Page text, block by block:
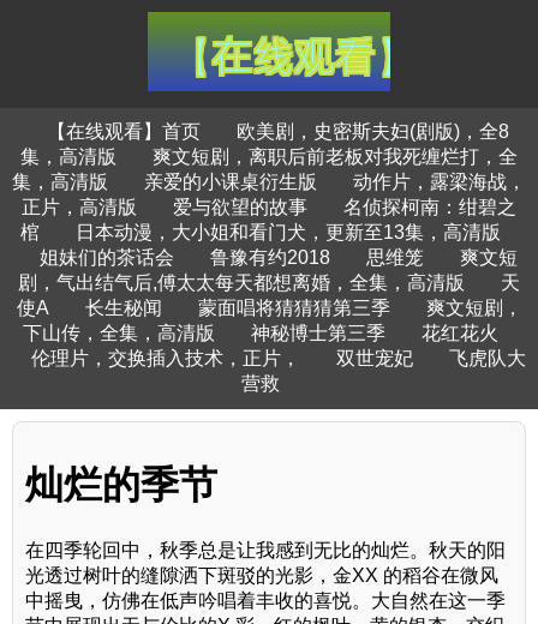
【在线观看】首页
欧美剧，史密斯夫妇(剧版)，全8
集，高清版
爽文短剧，离职后前老板对我死缠烂打，全
集，高清版
亲爱的小课桌衍生版
动作片，露梁海战，
正片，高清版
爱与欲望的故事
名侦探柯南：绀碧之
棺
日本动漫，大小姐和看门犬，更新至13集，高清版
姐妹们的茶话会
鲁豫有约2018 思维笼
爽文短
剧，气出结气后,傅太太每天都想离婚，全集，高清版
天
使A
长生秘闻 蒙面唱将猜猜猜第三季
爽文短剧，
下山传，全集，高清版
神秘博士第三季
花红花火
伦理片，交换插入技术，正片，
双世宠妃
飞虎队大
营救
灿烂的季节
在四季轮回中，秋季总是让我感到无比的灿烂。秋天的阳
光透过树叶的缝隙洒下斑驳的光影，金XX 的稻谷在微风
中摇曳，仿佛在低声吟唱着丰收的喜悦。大自然在这一季